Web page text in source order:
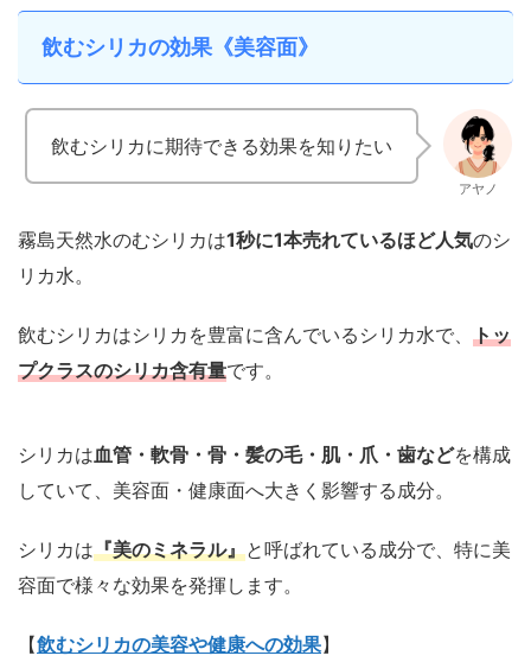
飲むシリカの効果《美容面》
飲むシリカに期待できる効果を知りたい
アヤノ
霧島天然水のむシリカは1秒に1本売れているほど人気のシ
リカ水。
飲むシリカはシリカを豊富に含んでいるシリカ水で、 トッ
プクラスのシリカ含有量です。
シリカは血管・軟骨・骨・髪の毛・肌・爪・歯などを構成
していて、美容面・健康面へ大きく影響する成分。
シリカは『美のミネラル』と呼ばれている成分で、特に美
容面で様々な効果を発揮します。
【飲むシリカの美容や健康への効果】